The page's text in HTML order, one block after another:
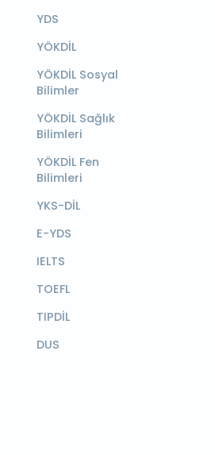
YDS
YÖKDİL
YÖKDİL Sosyal
Bilimler
YÖKDİL Sağlık
Bilimleri
YÖKDİL Fen
Bilimleri
YKS-DİL
E-YDS
IELTS
TOEFL
TIPDİL
DUS